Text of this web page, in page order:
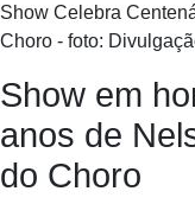
Show Celebra
Choro - foto:
Show em
anos de
do Choro